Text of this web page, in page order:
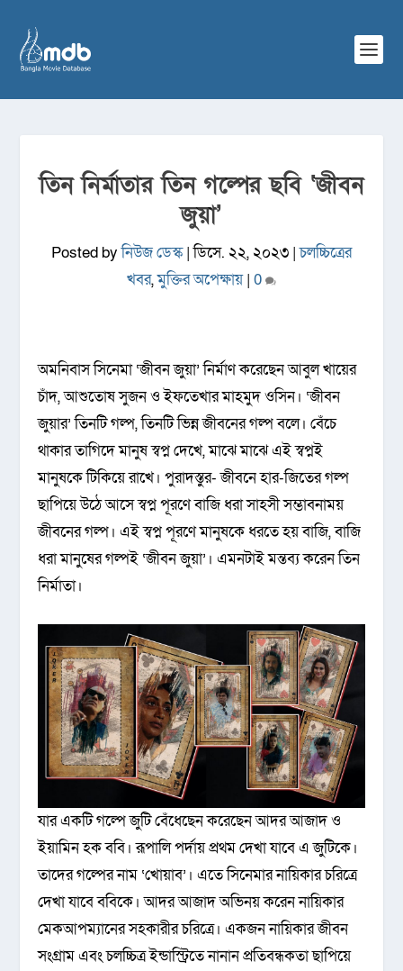
তিন নির্মাতার তিন গল্পের ছবি ‘জীবন
জুয়া’
Posted byনিউজ ডেস্ক|ডিসে. ২২, ২০২৩ |চলচ্চিত্রের
খবর,মুক্তির অপেক্ষায়| 0
অমনিবাস সিনেমা ‘জীবন জুয়া’ নির্মাণ করেছেন আবুল খায়ের
চাঁদ, আশুতোষ সুজন ও ইফতেখার মাহমুদ ওসিন। ‘জীবন
জুয়ার’ তিনটি গল্প, তিনটি ভিন্ন জীবনের গল্প বলে। বেঁচে
থাকার তাগিদে মানুষ স্বপ্ন দেখে, মাঝে মাঝে এই স্বপ্নই
মানুষকে টিকিয়ে রাখে। পুরাদস্তুর- জীবনে হার-জিতের গল্প
ছাপিয়ে উঠে আসে স্বপ্ন পূরণে বাজি ধরা সাহসী সম্ভাবনাময়
জীবনের গল্প। এই স্বপ্ন পূরণে মানুষকে ধরতে হয় বাজি, বাজি
ধরা মানুষের গল্পই ‘জীবন জুয়া’। এমনটাই মন্তব্য করেন তিন
নির্মাতা।
যার একটি গল্পে জুটি বেঁধেছেন করেছেন আদর আজাদ ও
ইয়ামিন হক ববি। রূপালি পর্দায় প্রথম দেখা যাবে এ জুটিকে।
তাদের গল্পের নাম ‘খোয়াব’। এতে সিনেমার নায়িকার চরিত্রে
দেখা যাবে ববিকে। আদর আজাদ অভিনয় করেন নায়িকার
মেকআপম্যানের সহকারীর চরিত্রে। একজন নায়িকার জীবন
সংগ্রাম এবং চলচ্চিত্র ইন্ডাস্ট্রিতে নানান প্রতিবন্ধকতা ছাপিয়ে